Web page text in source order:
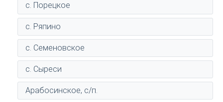
с. Порецкое
с. Ряпино
с. Семеновское
с. Сыреси
Арабосинское, с/п.